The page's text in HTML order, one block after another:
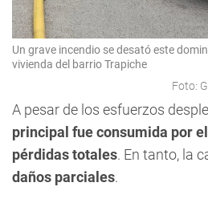
Un grave incendio se desató este
vivienda del barrio Trapiche
Foto:
A pesar de los esfuerzos
principal fue consumida por
pérdidas totales. En tanto, la
daños parciales.